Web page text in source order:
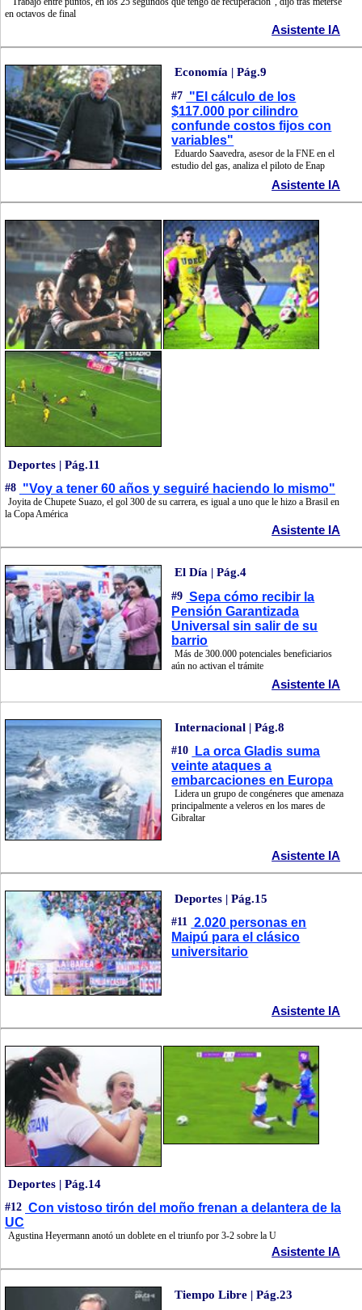
en octavos de final
Asistente IA
Economía | Pág.9
#7 "El cálculo de los
$117.000 por cilindro
confunde costos fijos con
variables"
Eduardo Saavedra, asesor de la FNE en el
estudio del gas, analiza el piloto de Enap
Asistente IA
Deportes | Pág.11
#8 "Voy a tener 60 años y seguiré haciendo lo mismo"
Joyita de Chupete Suazo, el gol 300 de su carrera, es igual a uno que le hizo a Brasil en
la Copa América
Asistente IA
El Día | Pág.4
#9 Sepa cómo recibir la
Pensión Garantizada
Universal sin salir de su
barrio
Más de 300.000 potenciales beneficiarios
aún no activan el trámite
Asistente IA
Internacional | Pág.8
#10
La orca Gladis suma
veinte ataques a
embarcaciones en Europa
Lidera un grupo de congéneres que amenaza
principalmente a veleros en los mares de
Gibraltar
Asistente IA
Deportes | Pág.15
#11
2.020 personas en
Maipú para el clásico
universitario
Asistente IA
Deportes | Pág.14
#12 Con vistoso tirón del moño frenan a delantera de la
UC
Agustina Heyermann anotó un doblete en el triunfo por 3-2 sobre la U
Asistente IA
Tiempo Libre | Pág.23